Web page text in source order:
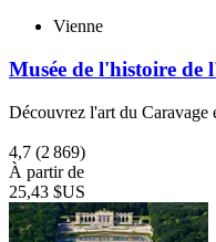
Vienne
Musée de l'histoire de
Découvrez l'art du Caravage
4,7 (2 869)
À partir de
25,43 $US